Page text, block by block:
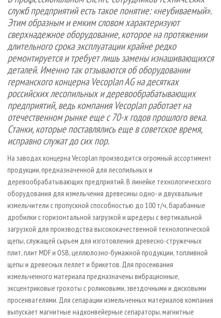
СУШКА ДРЕВЕСИНЫ
ПРОИЗВОДСТВО ДРЕВЕСНЫХ ПЛИТ
ДЕРЕВЯННОЕ ДОМОСТРОЕНИЕ
ПРОИЗВОДСТВО МЕБЕЛИ
БИОЭНЕРГЕТИКА
ЦБП
ИНСТРУМЕНТ И МАТЕРИАЛЫ
ПЕРСОНЫ
МОБИЛЬНЫЕ ВЫСТАВКИ
ОФИЦИАЛЬНЫЕ ДЕЛЕГАЦИИ
ПРИОРИТЕТНЫЕ ИНВЕСТПРОЕКТЫ
RUSSIAN FORESTRY REVIEW
ГАЗЕТА ЛЕСПРОМФОРУМ
БИБЛИОТЕКА СПЕЦИАЛИСТА
КОНТАКТЫ
РЕКЛАМА
РЕКЛАМА НА САЙТЕ
служб предприятий есть такое понятие: «неубиваемый».
Этим образным и емким словом характеризуют
сверхнадежное оборудование, которое на протяжении
длительного срока эксплуатации крайне редко
ремонтируется и требует лишь замены изнашивающихся
деталей. Именно так отзываются об оборудовании
германского концерна Vecoplan AG на десятках
российских лесопильных и деревообрабатывающих
предприятий, ведь компания Vecoplan работает на
отечественном рынке еще с 70-х годов прошлого века.
Станки, которые поставлялись еще в советское время,
исправно служат до сих пор.
На заводах концерна Vecoplan производится огромный ассортимент
продукции, предназначенной для лесопильных и
деревообрабатывающих предприятий. В линейке технологического
оборудования для измельчения древесины одно- и двухвальные
измельчители с пропускной способностью до 100 т/ч, барабанные
дробилки с горизонтальной загрузкой и шредеры с вертикальной
загрузкой для производства высококачественной технологической
щепы, служащей сырьем для изготовления древесно-стружечных
плит, плит MDF и OSB, целлюлозно-бумажной продукции, топливной
щепы и древесных пеллет и брикетов. Для просеивания
измельченного материала предназначены вибрационные,
эксцентриковые грохоты с роликовыми, звездочными и дисковыми
просеивателями. Для сепарации измельченных материалов компания
выпускает магнитные надконвейерные сепараторы, магнитные